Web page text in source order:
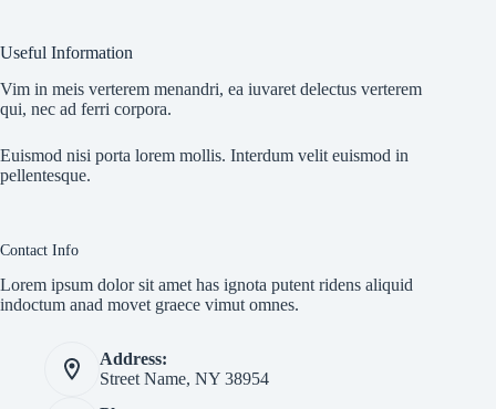
Useful Information
Vim in meis verterem menandri, ea iuvaret delectus verterem
qui, nec ad ferri corpora.
Euismod nisi porta lorem mollis. Interdum velit euismod in
pellentesque.
Contact Info
Lorem ipsum dolor sit amet has ignota putent ridens aliquid
indoctum anad movet graece vimut omnes.
Address:
Street Name, NY 38954